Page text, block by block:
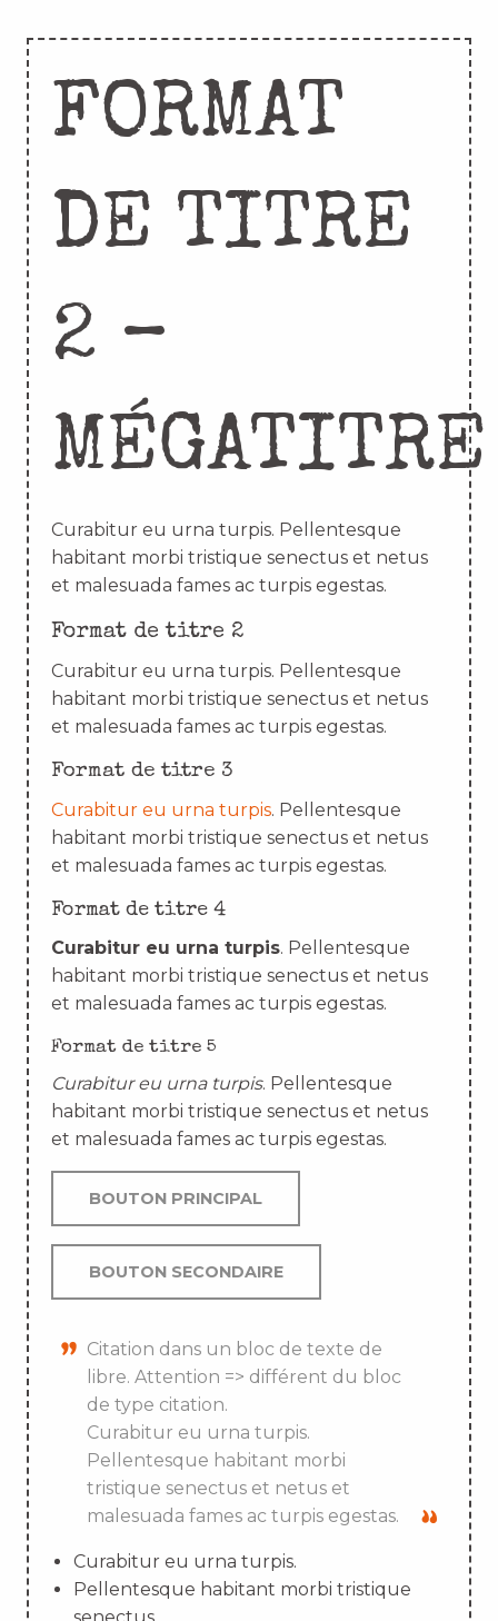
FORMAT
DE TITRE
2 –
MÉGATITRE
Curabitur eu urna turpis. Pellentesque
habitant morbi tristique senectus et netus
et malesuada fames ac turpis egestas.
Format de titre 2
Curabitur eu urna turpis. Pellentesque
habitant morbi tristique senectus et netus
et malesuada fames ac turpis egestas.
Format de titre 3
Curabitur eu urna turpis. Pellentesque
habitant morbi tristique senectus et netus
et malesuada fames ac turpis egestas.
Format de titre 4
Curabitur eu urna turpis. Pellentesque
habitant morbi tristique senectus et netus
et malesuada fames ac turpis egestas.
Format de titre 5
Curabitur eu urna turpis. Pellentesque
habitant morbi tristique senectus et netus
et malesuada fames ac turpis egestas.
BOUTON PRINCIPAL
BOUTON SECONDAIRE
Citation dans un bloc de texte de
libre. Attention => différent du bloc
de type citation.
Curabitur eu urna turpis.
Pellentesque habitant morbi
tristique senectus et netus et
malesuada fames ac turpis egestas.
Curabitur eu urna turpis.
Pellentesque habitant morbi tristique